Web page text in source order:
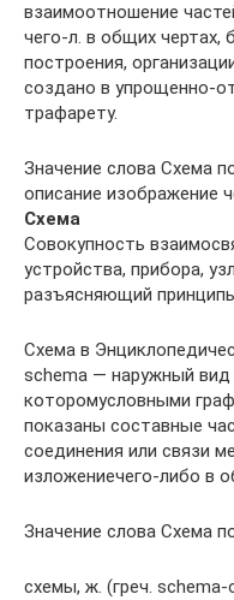
взаимоотношение
чего-л. в общих чертах,
построения,
создано в упрощенно-
трафарету.
Значение слова Схема
описание изображение
Схема
Совокупность
устройства, прибора,
разъясняющий
Схема в
schema — наружный
которомусловными
показаны составные
соединения или связи
изложениечего-либо в
Значение слова Схема
схемы, ж. (греч. schema-